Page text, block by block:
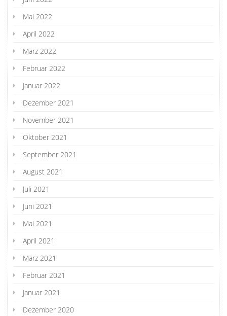
Mai 2022
April 2022
März 2022
Februar 2022
Januar 2022
Dezember 2021
November 2021
Oktober 2021
September 2021
August 2021
Juli 2021
Juni 2021
Mai 2021
April 2021
März 2021
Februar 2021
Januar 2021
Dezember 2020